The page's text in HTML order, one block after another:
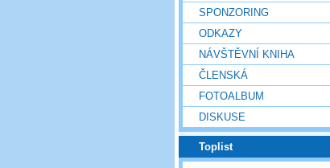
SPONZORING
ODKAZY
NÁVŠTĚVNÍ KNIHA
ČLENSKÁ
FOTOALBUM
DISKUSE
Toplist